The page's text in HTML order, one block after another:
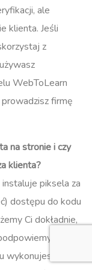
ale
klienta. Jeśli
z
WebToLearn
firmę
na stronie i czy
klienta?
piksela za
dostępu do kodu
Ci dokładnie,
przy
Ty